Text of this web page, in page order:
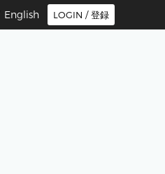
LOGIN / 登録
English